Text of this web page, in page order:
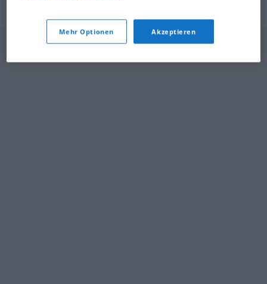
Mehr Optionen Akzeptieren